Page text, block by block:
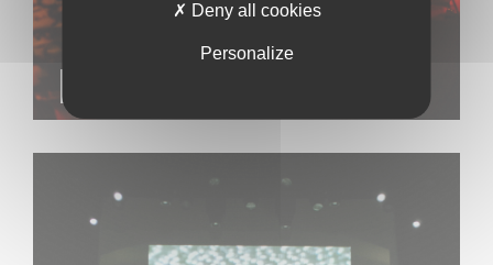
Deny all cookies
Personalize